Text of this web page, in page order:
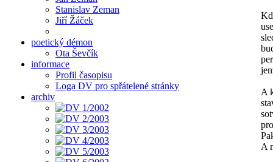
Stanislav Zeman
Jiří Žáček
poetický démon
Ota Ševčík
informace
Profil časopisu
Loga DV pro spřátelené stránky
archiv
A
A